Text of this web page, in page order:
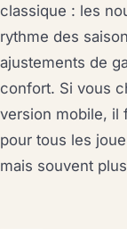
classique : les
rythme des
ajustements de
confort. Si vous
version mobile, il
pour tous les
mais souvent